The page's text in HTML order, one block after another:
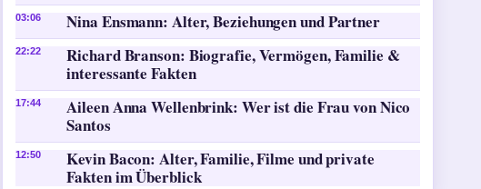
03:06 Nina Ensmann: Alter, Beziehungen und Partner
22:22
Richard Branson: Biografie, Vermögen, Familie &
interessante Fakten
17:44
Aileen Anna Wellenbrink: Wer ist die Frau von Nico
Santos
12:50
Kevin Bacon: Alter, Familie, Filme und private
Fakten im Überblick